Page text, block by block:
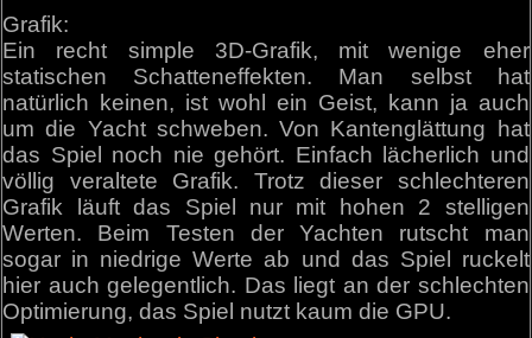
Grafik:
Ein recht simple 3D-Grafik, mit wenige eher
statischen Schatteneffekten. Man selbst hat
natürlich keinen, ist wohl ein Geist, kann ja auch
um die Yacht schweben. Von Kantenglättung hat
das Spiel noch nie gehört. Einfach lächerlich und
völlig veraltete Grafik. Trotz dieser schlechteren
Grafik läuft das Spiel nur mit hohen 2 stelligen
Werten. Beim Testen der Yachten rutscht man
sogar in niedrige Werte ab und das Spiel ruckelt
hier auch gelegentlich. Das liegt an der schlechten
Optimierung, das Spiel nutzt kaum die GPU.